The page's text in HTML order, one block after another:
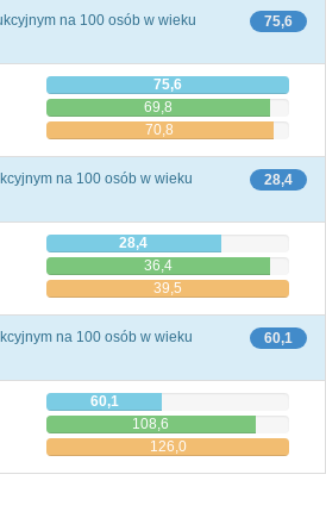
75,6
na 100 osób w wieku
75,6
69,8
70,8
28,4
na 100 osób w wieku
28,4
36,4
39,5
60,1
na 100 osób w wieku
60,1
108,6
126,0